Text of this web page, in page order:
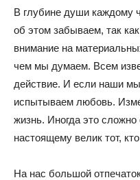
В глубине души каждому
об этом забываем, так
внимание на
чем мы думаем. Всем
действие. И если наши
испытываем любовь.
жизнь. Иногда это
настоящему велик тот,
На нас большой